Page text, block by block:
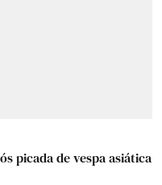
picada de vespa asiática